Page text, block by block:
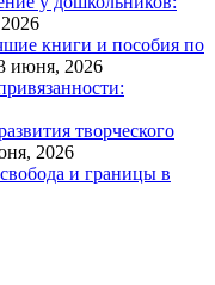
книги и пособия по
июня, 2026
творческого
2026
и границы в